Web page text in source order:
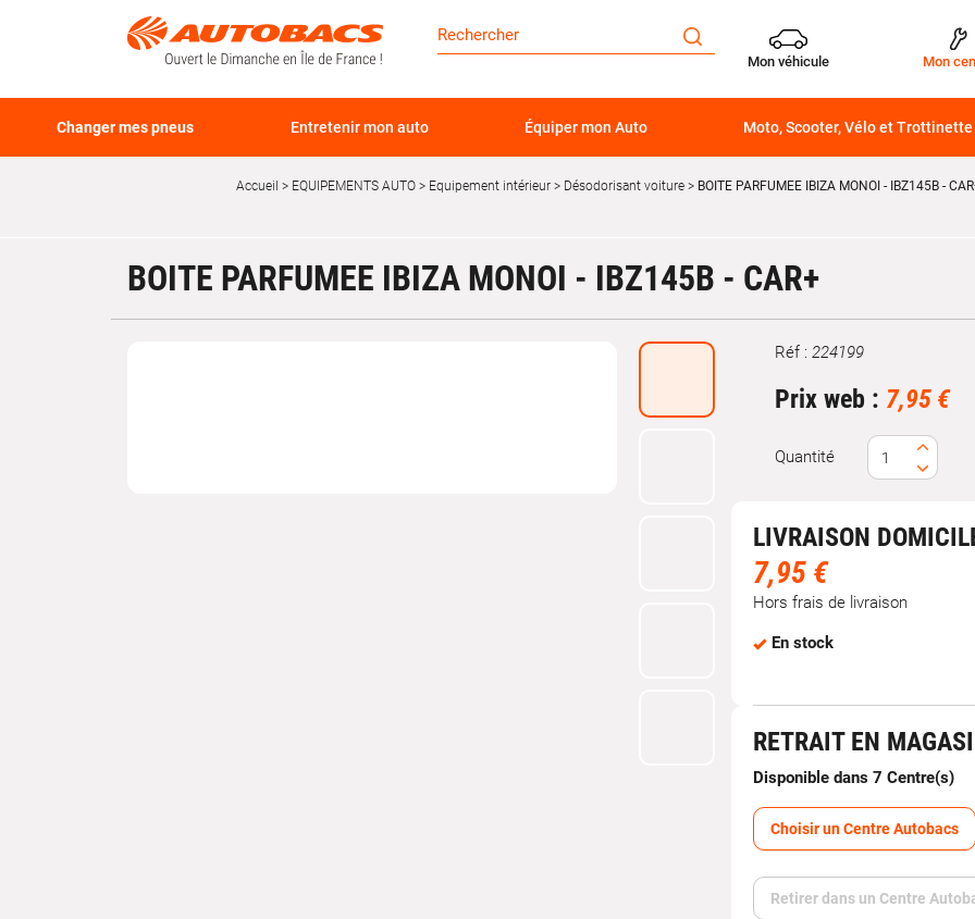
Mon véhicule Mon
Changer mes pneus Entretenir mon auto Équiper mon Auto Moto, Scooter, Vélo et Trottinette
Accueil EQUIPEMENTS AUTO Equipement intérieur Désodorisant voiture BOITE PARFUMEE IBIZA MONOI - IBZ145B -
BOITE PARFUMEE IBIZA MONOI - IBZ145B - CAR+
Marque
Réf : 224199
Prix web : 7,95 €
Quantité
LIVRAISON
7,95 €
Hors frais de livraison
En stock
RETRAIT EN
Disponible dans 7 Centre(s)
Choisir un Centre Autobacs
Retirer dans un Centre